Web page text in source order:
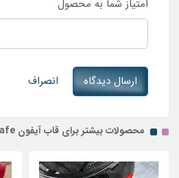
امتیاز شما به محصول
ارسال دیدگاه انصراف
محصولات بیشتر برای قاب آیفون Hexa auard MagSafe